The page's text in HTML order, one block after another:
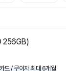
256GB)
드 / 무이자 최대 6개월